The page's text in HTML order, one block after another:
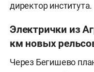
директор института.
Электрички из
км новых
Через Бегишево